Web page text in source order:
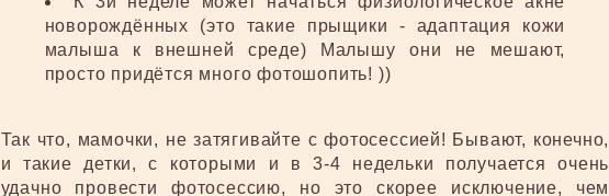
новорождённых (это такие прыщики - адаптация кожи
малыша к внешней среде) Малышу они не мешают,
просто придётся много фотошопить! ))
Так что, мамочки, не затягивайте с фотосессией! Бывают, конечно,
и такие детки, с которыми и в 3-4 недельки получается очень
удачно провести фотосессию, но это скорее исключение, чем